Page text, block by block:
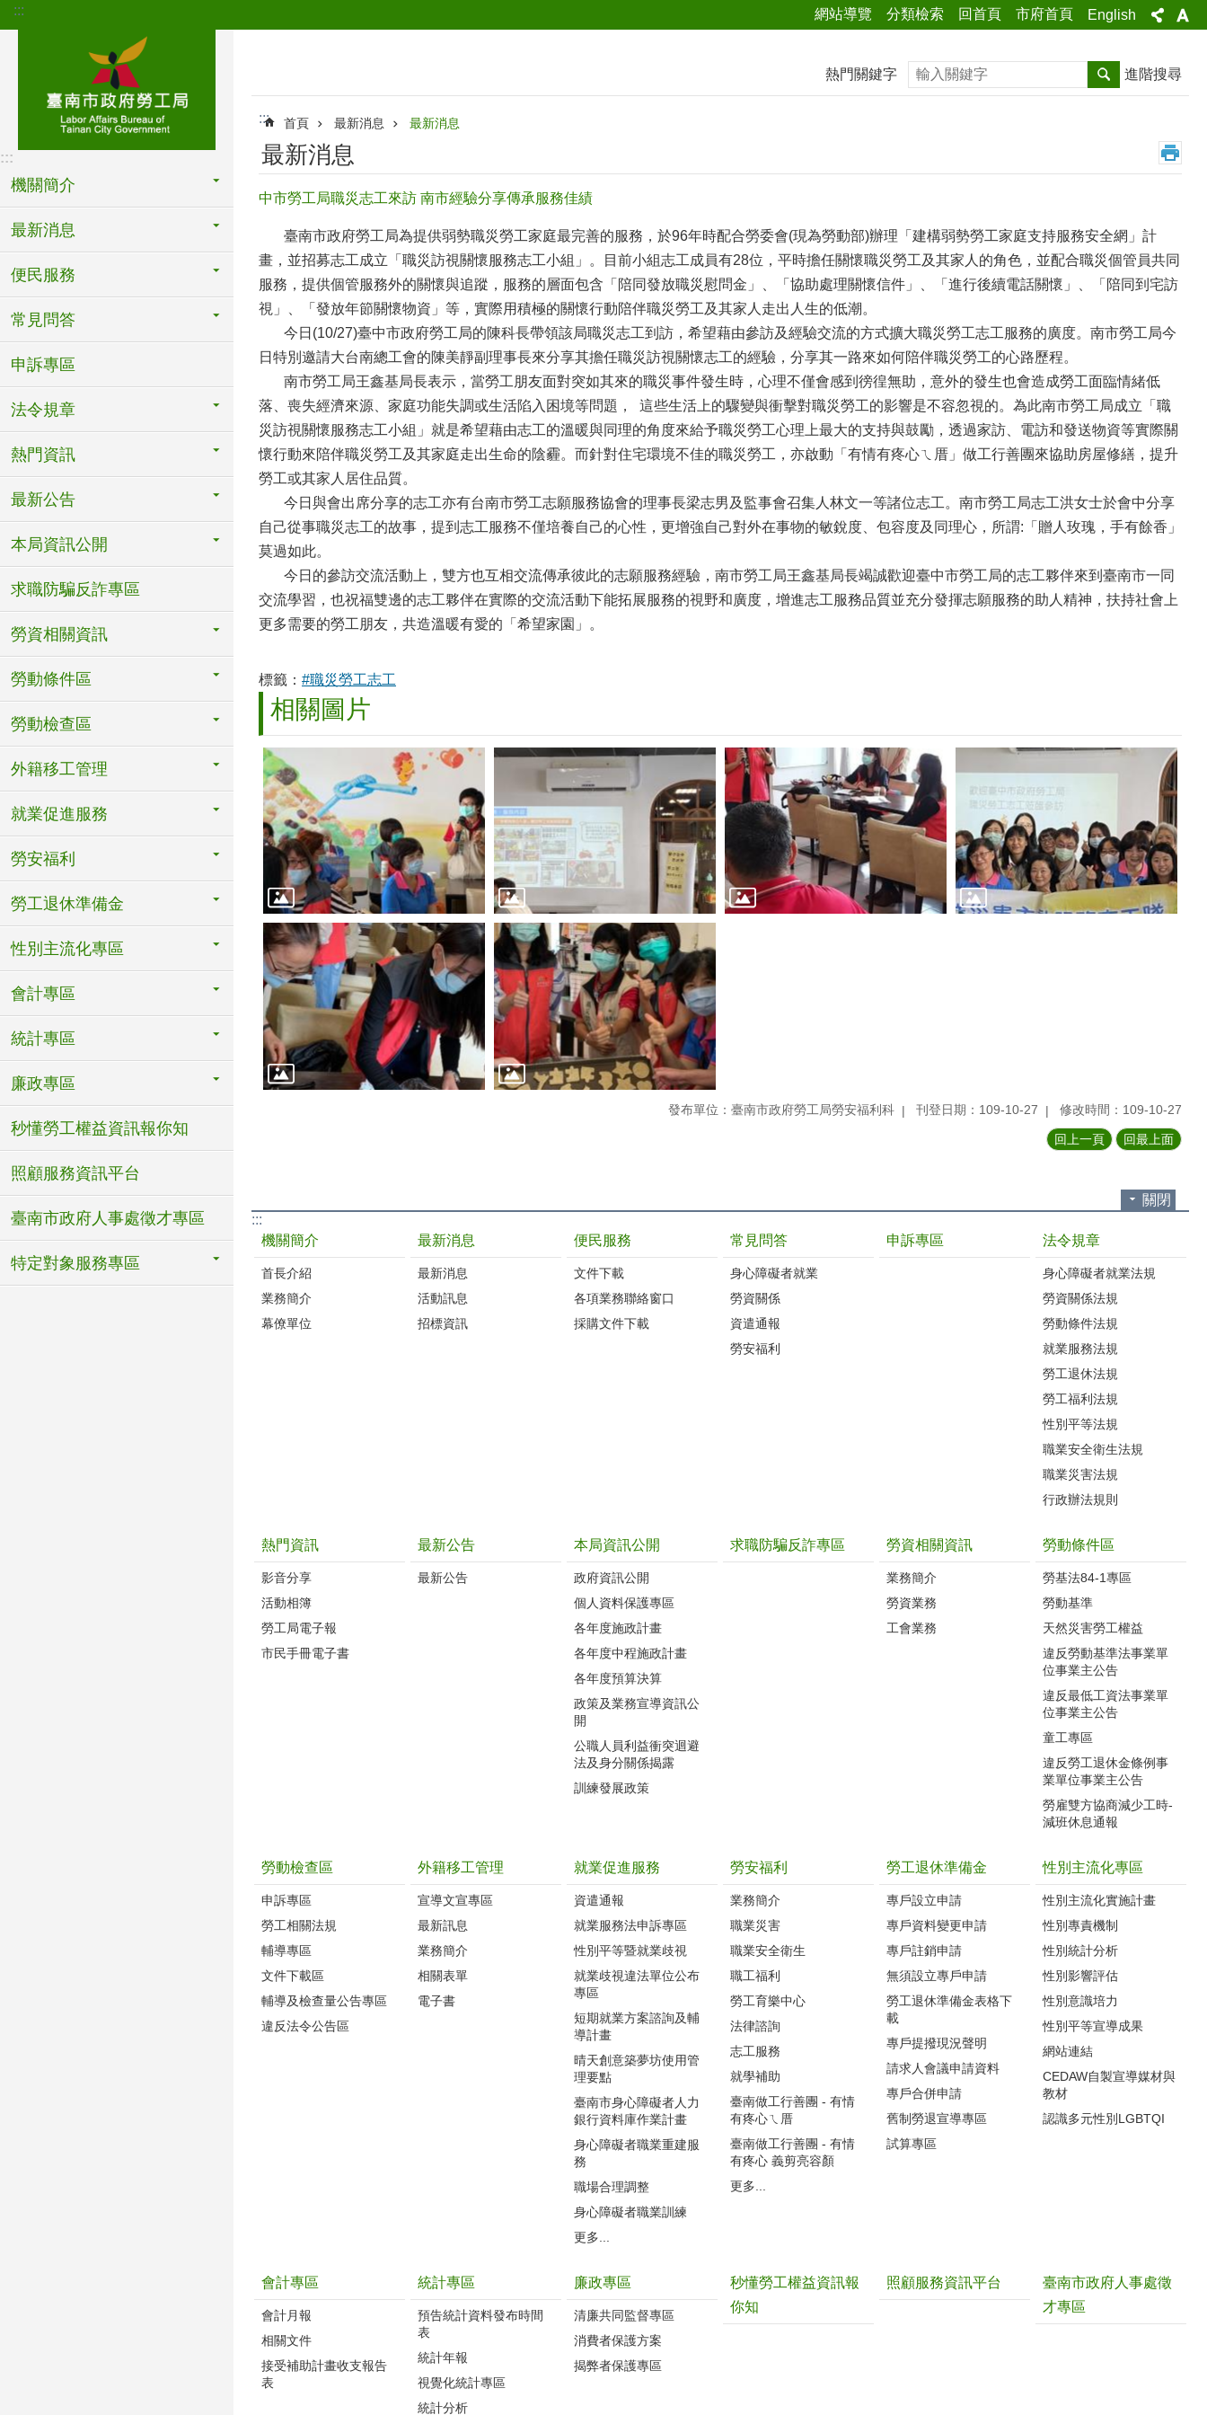
跳到主要內容區塊
::: 網站導覽 分類檢索 回首頁 市府首頁 English
:::
機關簡介
最新消息
便民服務
常見問答
申訴專區
法令規章
熱門資訊
最新公告
本局資訊公開
求職防騙反詐專區
勞資相關資訊
勞動條件區
勞動檢查區
外籍移工管理
就業促進服務
勞安福利
勞工退休準備金
性別主流化專區
會計專區
統計專區
廉政專區
秒懂勞工權益資訊報你知
照顧服務資訊平台
臺南市政府人事處徵才專區
特定對象服務專區
熱門關鍵字 搜尋 進階搜尋
::: 首頁 最新消息 最新消息
最新消息
中市勞工局職災志工來訪 南市經驗分享傳承服務佳績
臺南市政府勞工局為提供弱勢職災勞工家庭最完善的服務，於96年時配合勞委會(現為勞動部)辦理「建構弱勢勞工家庭支持服務安全網」計
畫，並招募志工成立「職災訪視關懷服務志工小組」。目前小組志工成員有28位，平時擔任關懷職災勞工及其家人的角色，並配合職災個管員共同
服務，提供個管服務外的關懷與追蹤，服務的層面包含「陪同發放職災慰問金」、「協助處理關懷信件」、「進行後續電話關懷」、「陪同到宅訪
視」、「發放年節關懷物資」等，實際用積極的關懷行動陪伴職災勞工及其家人走出人生的低潮。
今日(10/27)臺中市政府勞工局的陳科長帶領該局職災志工到訪，希望藉由參訪及經驗交流的方式擴大職災勞工志工服務的廣度。南市勞工局今
日特別邀請大台南總工會的陳美靜副理事長來分享其擔任職災訪視關懷志工的經驗，分享其一路來如何陪伴職災勞工的心路歷程。
南市勞工局王鑫基局長表示，當勞工朋友面對突如其來的職災事件發生時，心理不僅會感到徬徨無助，意外的發生也會造成勞工面臨情緒低
落、喪失經濟來源、家庭功能失調或生活陷入困境等問題， 這些生活上的驟變與衝擊對職災勞工的影響是不容忽視的。為此南市勞工局成立「職
災訪視關懷服務志工小組」就是希望藉由志工的溫暖與同理的角度來給予職災勞工心理上最大的支持與鼓勵，透過家訪、電訪和發送物資等實際關
懷行動來陪伴職災勞工及其家庭走出生命的陰霾。而針對住宅環境不佳的職災勞工，亦啟動「有情有疼心ㄟ厝」做工行善團來協助房屋修繕，提升
勞工或其家人居住品質。
今日與會出席分享的志工亦有台南市勞工志願服務協會的理事長梁志男及監事會召集人林文一等諸位志工。南市勞工局志工洪女士於會中分享
自己從事職災志工的故事，提到志工服務不僅培養自己的心性，更增強自己對外在事物的敏銳度、包容度及同理心，所謂:「贈人玫瑰，手有餘香」
莫過如此。
今日的參訪交流活動上，雙方也互相交流傳承彼此的志願服務經驗，南市勞工局王鑫基局長竭誠歡迎臺中市勞工局的志工夥伴來到臺南市一同
交流學習，也祝福雙邊的志工夥伴在實際的交流活動下能拓展服務的視野和廣度，增進志工服務品質並充分發揮志願服務的助人精神，扶持社會上
更多需要的勞工朋友，共造溫暖有愛的「希望家園」。
標籤： #職災勞工志工
相關圖片
發布單位：臺南市政府勞工局勞安福利科 刊登日期：109-10-27 修改時間：109-10-27
回上一頁 回最上面
關閉
:::
機關簡介
首長介紹
業務簡介
幕僚單位
最新消息
最新消息
活動訊息
招標資訊
便民服務
文件下載
各項業務聯絡窗口
採購文件下載
常見問答
身心障礙者就業
勞資關係
資遣通報
勞安福利
申訴專區 法令規章
身心障礙者就業法規
勞資關係法規
勞動條件法規
就業服務法規
勞工退休法規
勞工福利法規
性別平等法規
職業安全衛生法規
職業災害法規
行政辦法規則
熱門資訊
影音分享
活動相簿
勞工局電子報
市民手冊電子書
最新公告
最新公告
本局資訊公開
政府資訊公開
個人資料保護專區
各年度施政計畫
各年度中程施政計畫
各年度預算決算
政策及業務宣導資訊公
開
公職人員利益衝突迴避
法及身分關係揭露
訓練發展政策
求職防騙反詐專區 勞資相關資訊
業務簡介
勞資業務
工會業務
勞動條件區
勞基法84-1專區
勞動基準
天然災害勞工權益
違反勞動基準法事業單
位事業主公告
違反最低工資法事業單
位事業主公告
童工專區
違反勞工退休金條例事
業單位事業主公告
勞雇雙方協商減少工時-
減班休息通報
勞動檢查區
申訴專區
勞工相關法規
輔導專區
文件下載區
輔導及檢查量公告專區
違反法令公告區
外籍移工管理
宣導文宣專區
最新訊息
業務簡介
相關表單
電子書
就業促進服務
資遣通報
就業服務法申訴專區
性別平等暨就業歧視
就業歧視違法單位公布
專區
短期就業方案諮詢及輔
導計畫
晴天創意築夢坊使用管
理要點
臺南市身心障礙者人力
銀行資料庫作業計畫
身心障礙者職業重建服
務
職場合理調整
身心障礙者職業訓練
更多...
勞安福利
業務簡介
職業災害
職業安全衛生
職工福利
勞工育樂中心
法律諮詢
志工服務
就學補助
臺南做工行善團 - 有情
有疼心ㄟ厝
臺南做工行善團 - 有情
有疼心 義剪亮容顏
更多...
勞工退休準備金
專戶設立申請
專戶資料變更申請
專戶註銷申請
無須設立專戶申請
勞工退休準備金表格下
載
專戶提撥現況聲明
請求人會議申請資料
專戶合併申請
舊制勞退宣導專區
試算專區
性別主流化專區
性別主流化實施計畫
性別專責機制
性別統計分析
性別影響評估
性別意識培力
性別平等宣導成果
網站連結
CEDAW自製宣導媒材與
教材
認識多元性別LGBTQI
會計專區
會計月報
相關文件
接受補助計畫收支報告
表
統計專區
預告統計資料發布時間
表
統計年報
視覺化統計專區
統計分析
廉政專區
清廉共同監督專區
消費者保護方案
揭弊者保護專區
秒懂勞工權益資訊報
你知
照顧服務資訊平台
臺南市政府人事處徵
才專區